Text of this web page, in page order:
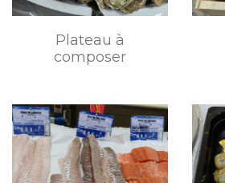
Plateau à
composer